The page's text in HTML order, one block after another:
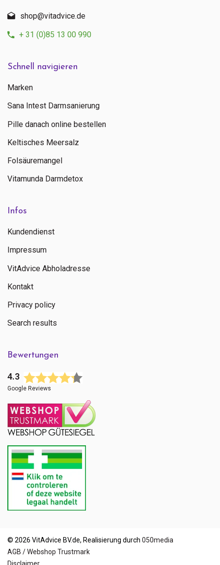
Schnell navigieren
Marken
Sana Intest Darmsanierung
Pille danach online bestellen
Keltisches Meersalz
Folsäuremangel
Vitamunda Darmdetox
Infos
Kundendienst
Impressum
VitAdvice Abholadresse
Kontakt
Privacy policy
Search results
Bewertungen
4.3
Google Reviews
shop@vitadvice.de
+ 31 (0)85 13 00 990
© 2026 VitAdvice BV.de, Realisierung durch 050media
AGB / Webshop Trustmark